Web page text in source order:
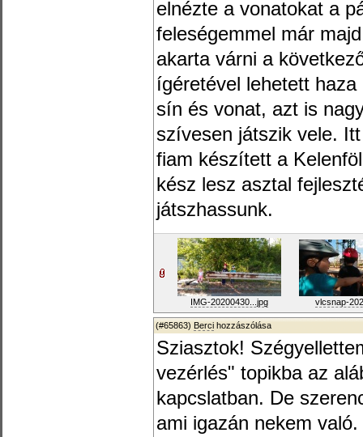
elnézte a vonatokat a
feleségemmel már
akarta várni a
ígéretével lehetett
sín és vonat, azt is
szívesen játszik vele.
fiam készített a
kész lesz asztal
játszhassunk.
IMG-20200430...jpg vlcsnap-
(#65863) Berci hozzászólása
Sziasztok!
vezérlés" topikba az
kapcslatban. De
ami igazán nekem